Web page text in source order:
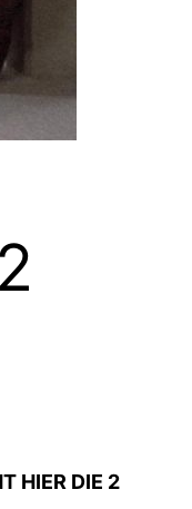
HIER DIE 2